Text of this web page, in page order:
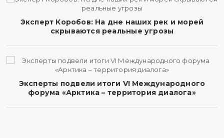
Эксперт Коробов: На дне наших рек и морей
скрываются реальные угрозы
Эксперты подвели итоги VI Международного
форума «Арктика – территория диалога»